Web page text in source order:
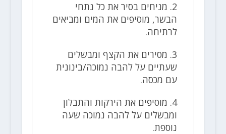
2. מניחים בסיר את כל נתחי
הבשר, מוסיפים את המים ומביאים
לרתיחה.
3. מסירים את הקצף ומבשלים
שעתיים על להבה נמוכה/בינונית
עם מכסה.
4. מוסיפים את הירקות והתבלון
ומבשלים על להבה נמוכה שעה
נוספת.